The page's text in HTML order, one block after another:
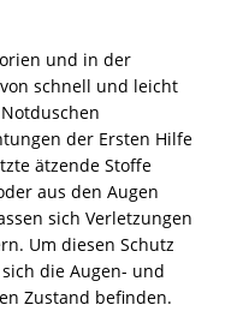
und in der
schnell und leicht
der Ersten Hilfe
ätzende Stoffe
aus den Augen
sich Verletzungen
Um diesen Schutz
die Augen- und
Zustand befinden.